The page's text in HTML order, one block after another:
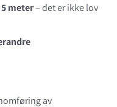
meter– det er ikke lov
av